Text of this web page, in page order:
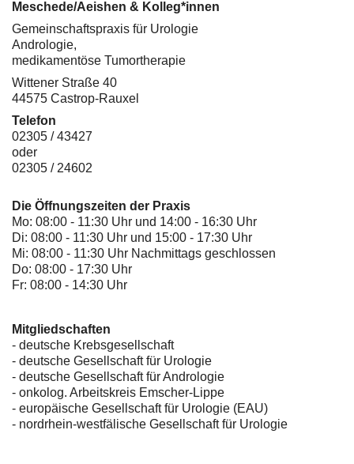
Meschede/Aeishen & Kolleg*innen
Gemeinschaftspraxis für Urologie
Andrologie,
medikamentöse Tumortherapie
Wittener Straße 40
44575 Castrop-Rauxel
Telefon
02305 / 43427
oder
02305 / 24602
Die Öffnungszeiten der Praxis
Mo: 08:00 - 11:30 Uhr und 14:00 - 16:30 Uhr
Di: 08:00 - 11:30 Uhr und 15:00 - 17:30 Uhr
Mi: 08:00 - 11:30 Uhr Nachmittags geschlossen
Do: 08:00 - 17:30 Uhr
Fr: 08:00 - 14:30 Uhr
Mitgliedschaften
- deutsche Krebsgesellschaft
- deutsche Gesellschaft für Urologie
- deutsche Gesellschaft für Andrologie
- onkolog. Arbeitskreis Emscher-Lippe
- europäische Gesellschaft für Urologie (EAU)
- nordrhein-westfälische Gesellschaft für Urologie